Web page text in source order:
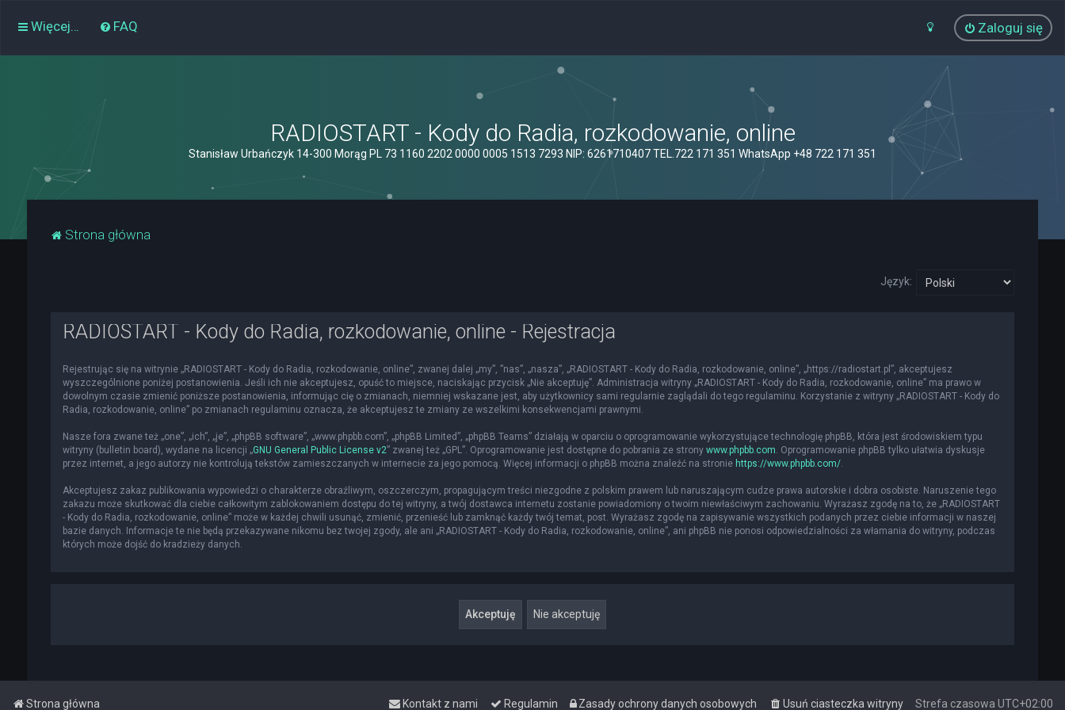
Więcej… FAQ Zaloguj się
RADIOSTART - Kody do Radia, rozkodowanie, online
Stanisław Urbańczyk 14-300 Morąg PL 73 1160 2202 0000 0005 1513 7293 NIP: 6261710407 TEL.722 171 351 WhatsApp +48 722 171 351
Strona główna
Język:
RADIOSTART - Kody do Radia, rozkodowanie, online - Rejestracja
Rejestrując się na witrynie „RADIOSTART - Kody do Radia, rozkodowanie, online”, zwanej dalej „my”, ”nas”, „nasza”, „RADIOSTART - Kody do Radia, rozkodowanie, online”, „https://radiostart.pl”, akceptujesz
wyszczególnione poniżej postanowienia. Jeśli ich nie akceptujesz, opuść to miejsce, naciskając przycisk „Nie akceptuję”. Administracja witryny „RADIOSTART - Kody do Radia, rozkodowanie, online” ma prawo w
dowolnym czasie zmienić poniższe postanowienia, informując cię o zmianach, niemniej wskazane jest, aby użytkownicy sami regularnie zaglądali do tego regulaminu. Korzystanie z witryny „RADIOSTART - Kody do
Radia, rozkodowanie, online” po zmianach regulaminu oznacza, że akceptujesz te zmiany ze wszelkimi konsekwencjami prawnymi.
Nasze fora zwane też „one”, „ich”, „je”, „phpBB software”, „www.phpbb.com”, „phpBB Limited”, „phpBB Teams” działają w oparciu o oprogramowanie wykorzystujące technologię phpBB, która jest środowiskiem typu
witryny (bulletin board), wydane na licencji „GNU General Public License v2” zwanej też „GPL”. Oprogramowanie jest dostępne do pobrania ze strony www.phpbb.com. Oprogramowanie phpBB tylko ułatwia dyskusje
przez internet, a jego autorzy nie kontrolują tekstów zamieszczanych w internecie za jego pomocą. Więcej informacji o phpBB można znaleźć na stronie https://www.phpbb.com/.
Akceptujesz zakaz publikowania wypowiedzi o charakterze obraźliwym, oszczerczym, propagującym treści niezgodne z polskim prawem lub naruszającym cudze prawa autorskie i dobra osobiste. Naruszenie tego
zakazu może skutkować dla ciebie całkowitym zablokowaniem dostępu do tej witryny, a twój dostawca internetu zostanie powiadomiony o twoim niewłaściwym zachowaniu. Wyrażasz zgodę na to, że „RADIOSTART
- Kody do Radia, rozkodowanie, online” może w każdej chwili usunąć, zmienić, przenieść lub zamknąć każdy twój temat, post. Wyrażasz zgodę na zapisywanie wszystkich podanych przez ciebie informacji w naszej
bazie danych. Informacje te nie będą przekazywane nikomu bez twojej zgody, ale ani „RADIOSTART - Kody do Radia, rozkodowanie, online”, ani phpBB nie ponosi odpowiedzialności za włamania do witryny, podczas
których może dojść do kradzieży danych.
Strona główna Strefa czasowa UTC+02:00
Usuń ciasteczka witryny
Zasady ochrony danych osobowych
Regulamin
Kontakt z nami